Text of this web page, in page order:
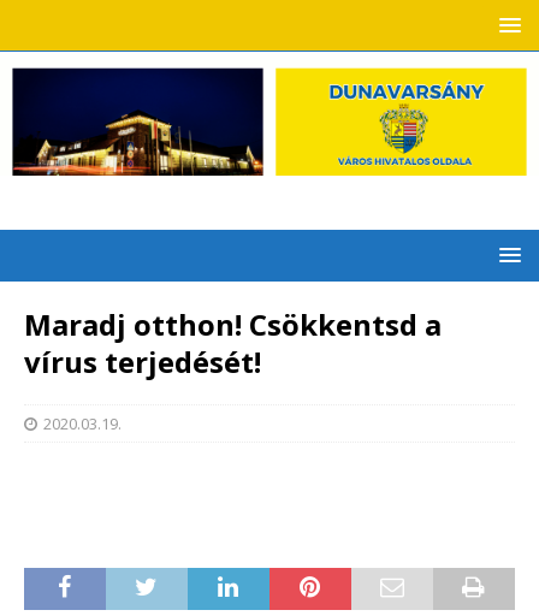
Maradj otthon! Csökkentsd a
vírus terjedését!
2020.03.19.